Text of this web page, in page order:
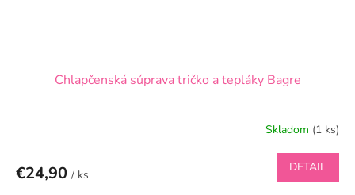
Chlapčenská súprava tričko a tepláky Bagre
Skladom (1 ks)
€24,90 / ks
DETAIL